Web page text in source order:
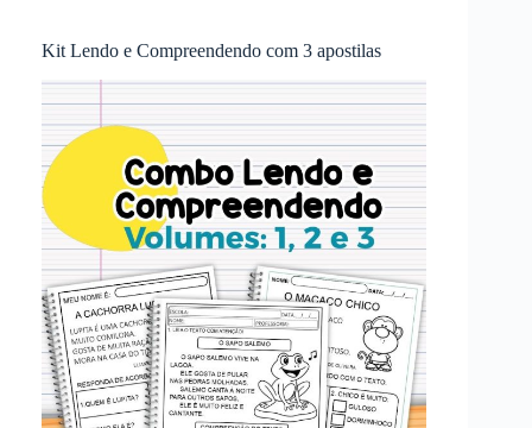
Kit Lendo e Compreendendo com 3 apostilas